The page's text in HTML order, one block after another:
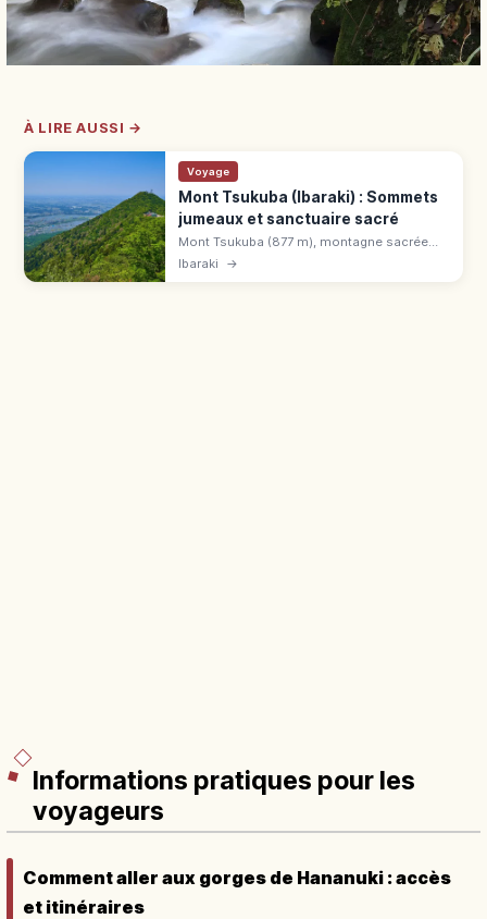
À LIRE AUSSI →
Voyage
Mont Tsukuba (Ibaraki) : Sommets
jumeaux et sanctuaire sacré
Mont Tsukuba (877 m), montagne sacrée
d'Ibaraki, parmi les 100 plus belles du
Ibaraki →
Informations pratiques pour les
voyageurs
Comment aller aux gorges de Hananuki : accès
et itinéraires